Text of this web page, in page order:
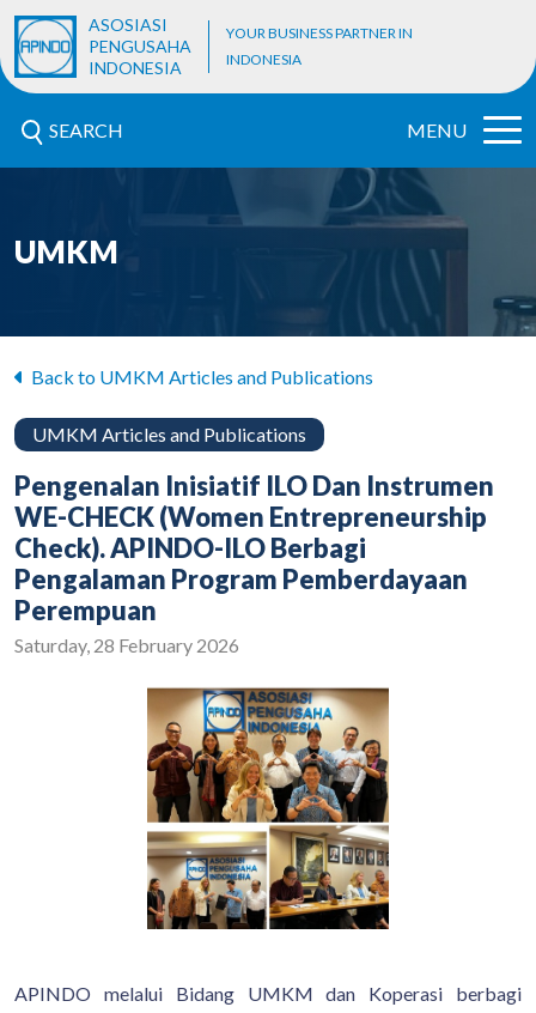
ASOSIASI
PENGUSAHA
INDONESIA
YOUR BUSINESS PARTNER IN
INDONESIA
SEARCH MENU
UMKM
Back to UMKM Articles and Publications
UMKM Articles and Publications
Pengenalan Inisiatif ILO Dan Instrumen
WE-CHECK (Women Entrepreneurship
Check). APINDO-ILO Berbagi
Pengalaman Program Pemberdayaan
Perempuan
Saturday, 28 February 2026
APINDO melalui Bidang UMKM dan Koperasi berbagi